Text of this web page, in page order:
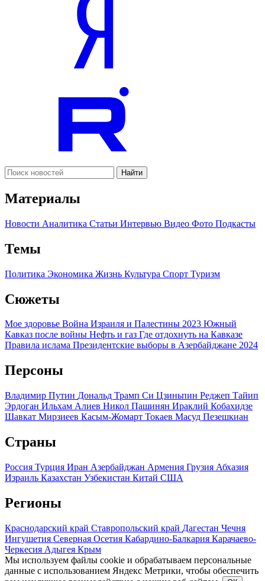
Найти
Материалы
Новости Аналитика Статьи Интервью Видео Фото Подкасты
Темы
Политика Экономика Жизнь Культура Спорт Туризм
Сюжеты
Мое здоровье Война Израиля и Палестины 2023 Южный
Кавказ после войны Нефть и газ Где отдохнуть на Кавказе
Правила ислама Президентские выборы в Азербайджане 2024
Персоны
Владимир Путин Дональд Трамп Си Цзиньпин Реджеп Тайип
Эрдоган Ильхам Алиев Никол Пашинян Ираклий Кобахидзе
Шавкат Мирзиеев Касым-Жомарт Токаев Масуд Пезешкиан
Страны
Россия Турция Иран Азербайджан Армения Грузия Абхазия
Израиль Казахстан Узбекистан Китай США
Регионы
Краснодарский край Ставропольский край Дагестан Чечня
Ингушетия Северная Осетия Кабардино-Балкария Карачаево-
Черкесия Адыгея Крым
Мы используем файлы cookie и обрабатываем персональные
данные с использованием Яндекс Метрики, чтобы обеспечить